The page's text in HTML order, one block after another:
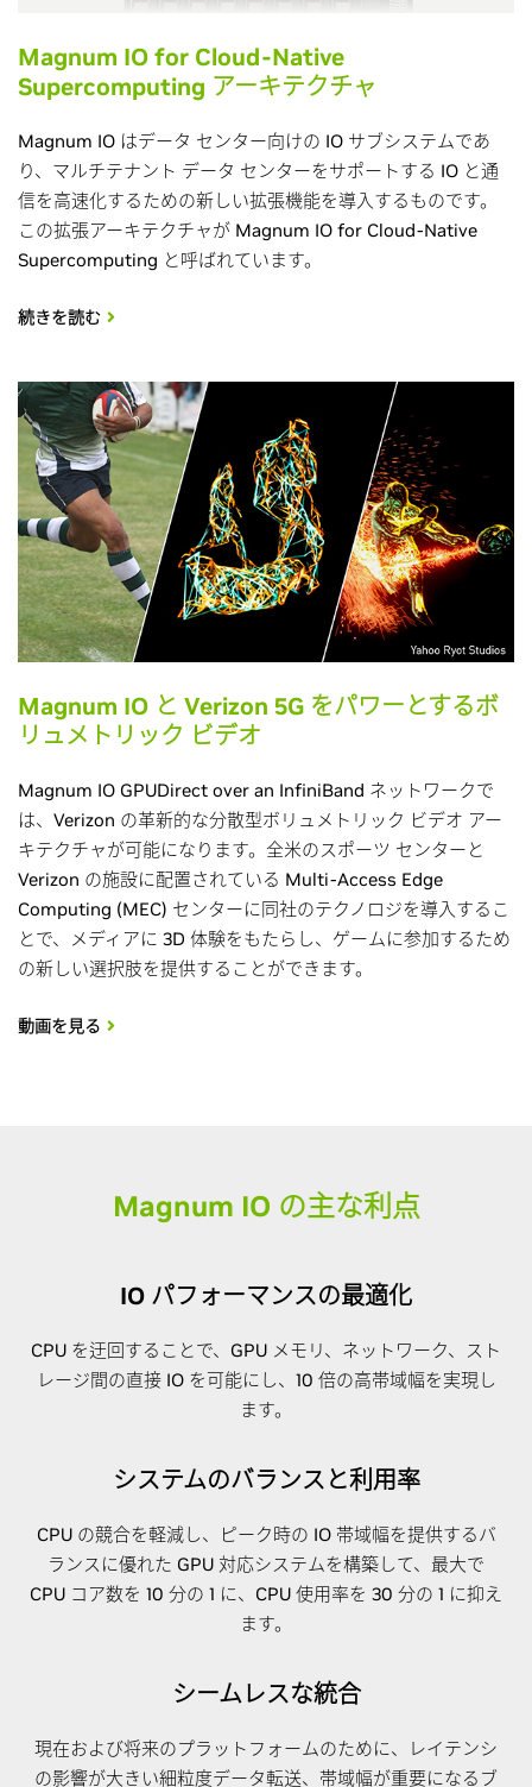
Magnum IO for Cloud-Native
Supercomputing アーキテクチャ
Magnum IO はデータ センター向けの IO サブシステムであ
り、マルチテナント データ センターをサポートする IO と通
信を高速化するための新しい拡張機能を導入するものです。
この拡張アーキテクチャが Magnum IO for Cloud-Native
Supercomputing と呼ばれています。
続きを読む
Magnum IO と Verizon 5G をパワーとするボ
リュメトリック ビデオ
Magnum IO GPUDirect over an InfiniBand ネットワークで
は、Verizon の革新的な分散型ボリュメトリック ビデオ アー
キテクチャが可能になります。全米のスポーツ センターと
Verizon の施設に配置されている Multi-Access Edge
Computing (MEC) センターに同社のテクノロジを導入するこ
とで、メディアに 3D 体験をもたらし、ゲームに参加するため
の新しい選択肢を提供することができます。
動画を見る
Magnum IO の主な利点
IO パフォーマンスの最適化
CPU を迂回することで、GPU メモリ、ネットワーク、スト
レージ間の直接 IO を可能にし、10 倍の高帯域幅を実現し
ます。
システムのバランスと利用率
CPU の競合を軽減し、ピーク時の IO 帯域幅を提供するバ
ランスに優れた GPU 対応システムを構築して、最大で
CPU コア数を 10 分の 1 に、CPU 使用率を 30 分の 1 に抑え
ます。
シームレスな統合
現在および将来のプラットフォームのために、レイテンシ
の影響が大きい細粒度データ転送、帯域幅が重要になるブ